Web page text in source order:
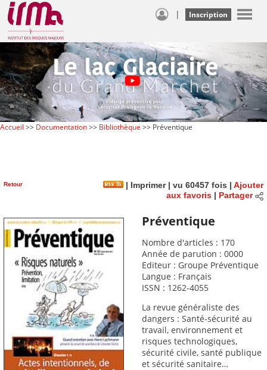
| Inscription
Accueil >> Documentation>> Bibliothèque >> Préventique
Retour | Imprimer| vu 60457 fois | Ajouter
aux favoris| Partager
Préventique
Nombre d'articles : 170
Année de parution : 0000
Editeur : Groupe Préventique
Langue : Français
ISSN : 1262-4055
La revue généraliste des
dangers : Santé-sécurité au
travail, environnement et
risques technologiques,
sécurité civile, santé publique
et sécurité sanitaire…